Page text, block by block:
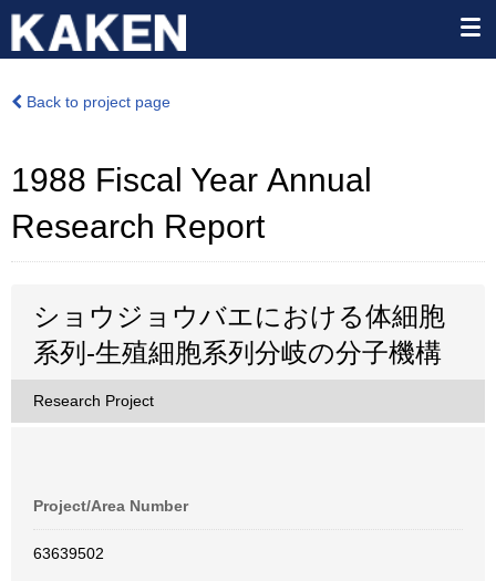
Back to project page
1988 Fiscal Year Annual
Research Report
ショウジョウバエにおける体細胞
系列-生殖細胞系列分岐の分子機構
Research Project
Project/Area Number
63639502